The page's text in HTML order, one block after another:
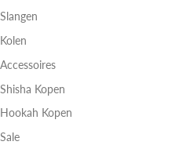
Slangen
Kolen
Accessoires
Shisha Kopen
Hookah Kopen
Sale